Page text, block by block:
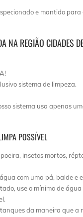
e mantido para
NA REGIÃO CIDADES
sistema de limpeza.
sistema usa apenas
POSSÍVEL
insetos mortos,
com uma pá, balde e
use o mínimo de água
da maneira que a